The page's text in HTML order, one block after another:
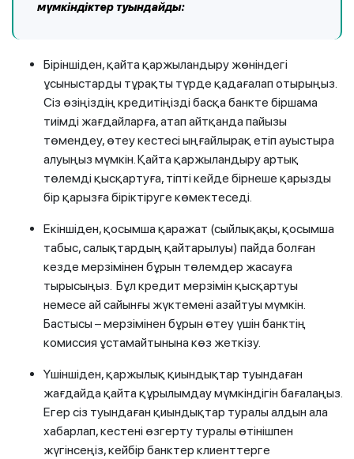
мүмкіндіктер туындайды:
Біріншіден, қайта қаржыландыру жөніндегі
ұсыныстарды тұрақты түрде қадағалап отырыңыз.
Сіз өзіңіздің кредитіңізді басқа банкте біршама
тиімді жағдайларға, атап айтқанда пайызы
төмендеу, өтеу кестесі ыңғайлырақ етіп ауыстыра
алуыңыз мүмкін. Қайта қаржыландыру артық
төлемді қысқартуға, тіпті кейде бірнеше қарызды
бір қарызға біріктіруге көмектеседі.
Екіншіден, қосымша қаражат (сыйлықақы, қосымша
табыс, салықтардың қайтарылуы) пайда болған
кезде мерзімінен бұрын төлемдер жасауға
тырысыңыз. Бұл кредит мерзімін қысқартуы
немесе ай сайынғы жүктемені азайтуы мүмкін.
Бастысы – мерзімінен бұрын өтеу үшін банктің
комиссия ұстамайтынына көз жеткізу.
Үшіншіден, қаржылық қиындықтар туындаған
жағдайда қайта құрылымдау мүмкіндігін бағалаңыз.
Егер сіз туындаған қиындықтар туралы алдын ала
хабарлап, кестені өзгерту туралы өтінішпен
жүгінсеңіз, кейбір банктер клиенттерге